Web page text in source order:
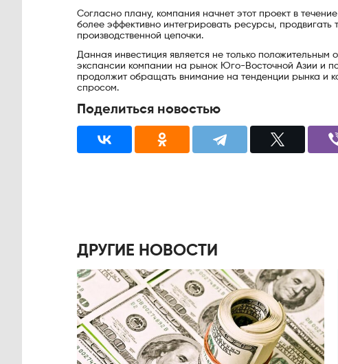
Согласно плану, компания начнет этот проект в
более эффективно интегрировать ресурсы,
производственной цепочки.
Данная инвестиция является не только положительным
экспансии компании на рынок Юго-Восточной Азии и
продолжит обращать внимание на тенденции рынка и
спросом.
Поделиться новостью
ДРУГИЕ НОВОСТИ